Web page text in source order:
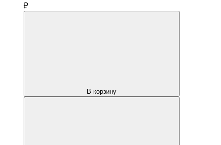
₽
В корзину